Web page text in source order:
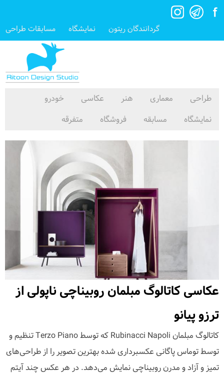
گردانندگان ریتون نمایشگاه مسابقات طراحی
طراحی معماری هنر عکاسی
خودرو
نمایشگاه
مسابقه فروشگاه متفرقه
عکاسی کاتالوگ مبلمان روبیناچی ناپولی از
ترزو پیانو
کاتالوگ مبلمان Rubinacci Napoli که توسط Terzo Piano تنظیم و
توسط توماس پاگانی عکسبرداری شده بهترین تصویر را از طراحی‌های
تمیز و آزاد و مدرن روبیناچی نمایش می‌دهد. در هر عکس چند آیتم